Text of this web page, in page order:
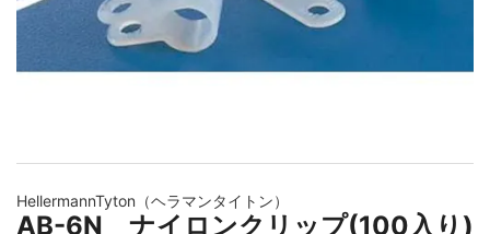
イメージギャラリーの最初に移動する
HellermannTyton（ヘラマンタイトン）
AB-6N ナイロンクリップ(100入り)